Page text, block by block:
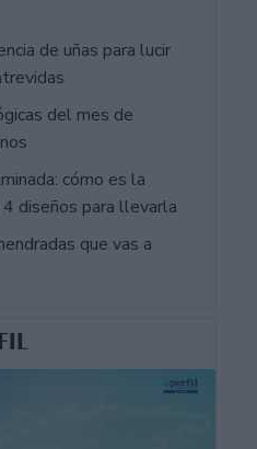
de uñas para lucir
del mes de
cómo es la
diseños para llevarla
que vas a